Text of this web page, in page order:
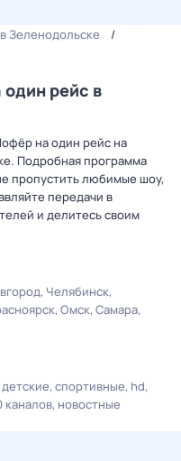
Зеленодольске
рейс в
на один рейс на
Подробная программа
пропустить любимые шоу,
передачи в
и делитесь своим
Челябинск
Омск Самара
детские спортивные hd
каналов новостные